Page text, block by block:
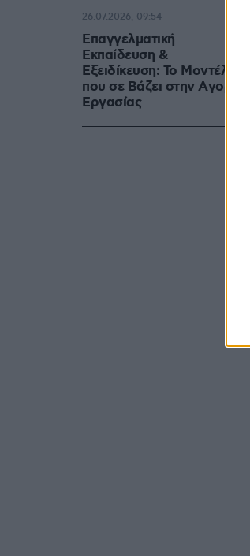
Επαγγελματική
Εκπαίδευση &
Εξειδίκευση: Το Mοντέλο
που σε Bάζει στην Aγορά
Eργασίας
26.07.2026, 09:54